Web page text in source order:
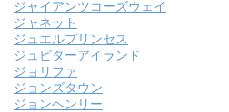
ジャイアンツコーズウェイ
ジャネット
ジュエルプリンセス
ジュピターアイランド
ジョリファ
ジョンズタウン
ジョンヘンリー